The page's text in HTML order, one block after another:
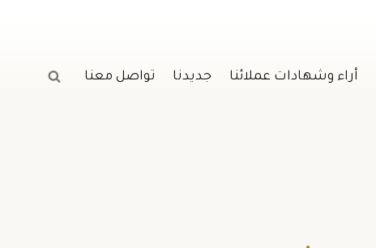
أراء وشهادات عملائنا جديدنا تواصل معنا